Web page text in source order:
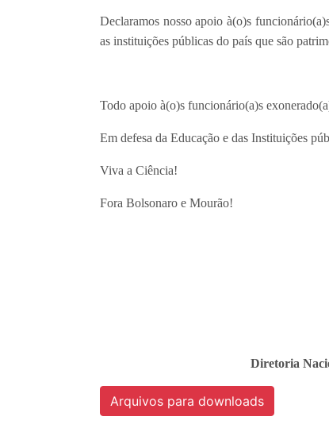
Declaramos nosso apoio à(o)s
as instituições públicas do país que são
Todo apoio à(o)s funcionário(a)s
Em defesa da Educação e das Instituições
Viva a Ciência!
Fora Bolsonaro e Mourão!
Diretoria
Arquivos para downloads